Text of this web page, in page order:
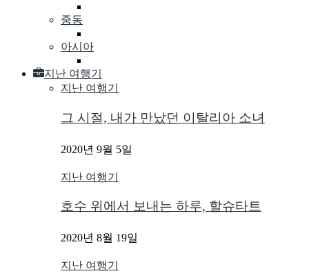
중동
아시아
지난 여행기
지난 여행기
그 시절, 내가 만났던 이탈리아 소녀
2020년 9월 5일
지난 여행기
호수 위에서 보내는 하루, 할슈타트
2020년 8월 19일
지난 여행기